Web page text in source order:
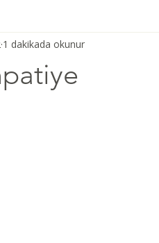
1 dakikada okunur